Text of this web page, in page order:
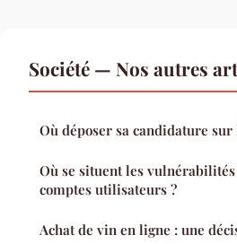
Société — Nos autres
Où déposer sa candidature sur
Où se situent les vulnérabilités
comptes utilisateurs ?
Achat de vin en ligne : une